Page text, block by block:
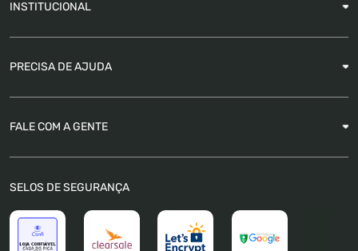
INSTITUCIONAL
PRECISA DE AJUDA
FAQ
Trocas e Devoluções
Política de Pagamento
FALE COM A GENTE
SELOS DE SEGURANÇA